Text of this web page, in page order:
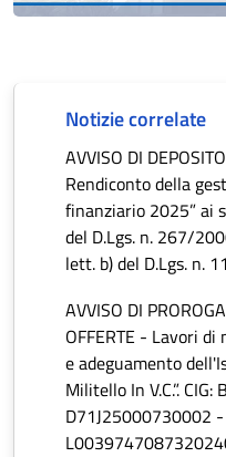
Notizie correlate
AVVISO DI
Rendiconto della
finanziario 2025” ai
del D.Lgs. n. 267/
lett. b) del D.Lgs. n.
AVVISO DI
OFFERTE - Lavori
e adeguamento
Militello In V.C.”.
D71J25000730002 -